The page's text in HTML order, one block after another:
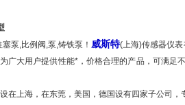
泵,比例阀,泵,铸铁泵！威斯特(上海)传感器仪
广大用户提供性能*，价格合理的产品，可满
在上海，在东莞，美国，德国设有四家子公司